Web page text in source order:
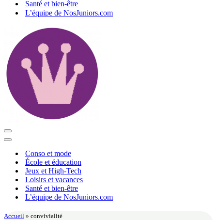
Santé et bien-être
L’équipe de NosJuniors.com
Menu
de
Menu
navigationConso et mode
École et éducation
Jeux et High-Tech
Loisirs et vacances
Santé et bien-être
L’équipe de NosJuniors.com
Accueil » convivialité